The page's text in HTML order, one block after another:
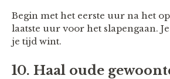
Begin met het eerste uur na het
laatste uur voor het slapengaan.
je tijd wint.
10. Haal oude